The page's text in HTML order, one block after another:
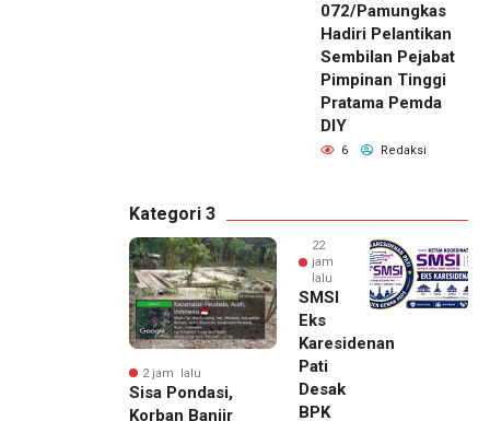
072/Pamungkas
Hadiri Pelantikan
Sembilan Pejabat
Pimpinan Tinggi
Pratama Pemda
DIY
6 Redaksi
Kategori 3
2 jam lalu
Sisa Pondasi,
Korban Banjir
22
jam
lalu
SMSI
Eks
Karesidenan
Pati
Desak
BPK